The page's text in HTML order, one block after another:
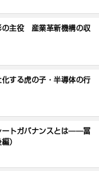
の主役 産業革新機構の収
する虎の子・半導体の行
ートガバナンスとは――冨
）